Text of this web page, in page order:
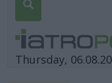
Thursday,